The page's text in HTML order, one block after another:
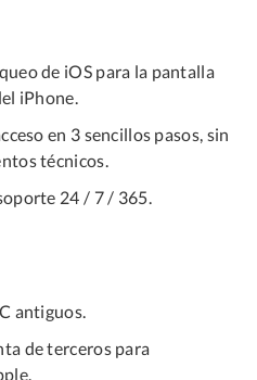
de iOS para la pantalla
iPhone.
en 3 sencillos pasos, sin
técnicos.
24 / 7 / 365.
antiguos.
de terceros para